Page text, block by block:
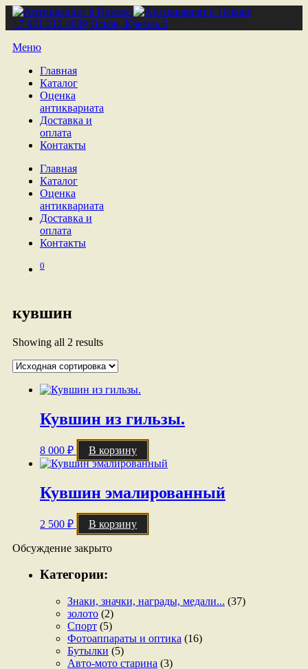
+7 921 212 4809 Псков, Кремль 6
Меню
Главная
Каталог
Оценка
антиквариата
Доставка и
оплата
Контакты
Главная
Каталог
Оценка
антиквариата
Доставка и
оплата
Контакты
0
кувшин
Showing all 2 results
Кувшин из гильзы.
8 000 ₽ В корзину
Кувшин эмалированный
2 500 ₽ В корзину
Обсуждение закрыто
Категории:
Знаки, значки, награды, медали... (37)
золото (2)
Спорт (5)
Фотоаппараты и оптика (16)
Бутылки (5)
Авто-мото старина (3)